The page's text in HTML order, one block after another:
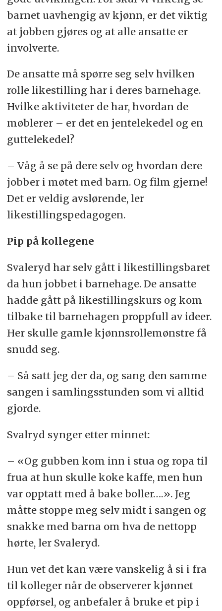
barnet uavhengig av kjønn, er det viktig
at jobben gjøres og at alle ansatte er
involverte.
De ansatte må spørre seg selv hvilken
rolle likestilling har i deres barnehage.
Hvilke aktiviteter de har, hvordan de
møblerer – er det en jentelekedel og en
guttelekedel?
– Våg å se på dere selv og hvordan dere
jobber i møtet med barn. Og film gjerne!
Det er veldig avslørende, ler
likestillingspedagogen.
Pip på kollegene
Svaleryd har selv gått i likestillingsbaret
da hun jobbet i barnehage. De ansatte
hadde gått på likestillingskurs og kom
tilbake til barnehagen proppfull av ideer.
Her skulle gamle kjønnsrollemønstre få
snudd seg.
– Så satt jeg der da, og sang den samme
sangen i samlingsstunden som vi alltid
gjorde.
Svalryd synger etter minnet:
– «Og gubben kom inn i stua og ropa til
frua at hun skulle koke kaffe, men hun
var opptatt med å bake boller….». Jeg
måtte stoppe meg selv midt i sangen og
snakke med barna om hva de nettopp
hørte, ler Svaleryd.
Hun vet det kan være vanskelig å si i fra
til kolleger når de observerer kjønnet
oppførsel, og anbefaler å bruke et pip i